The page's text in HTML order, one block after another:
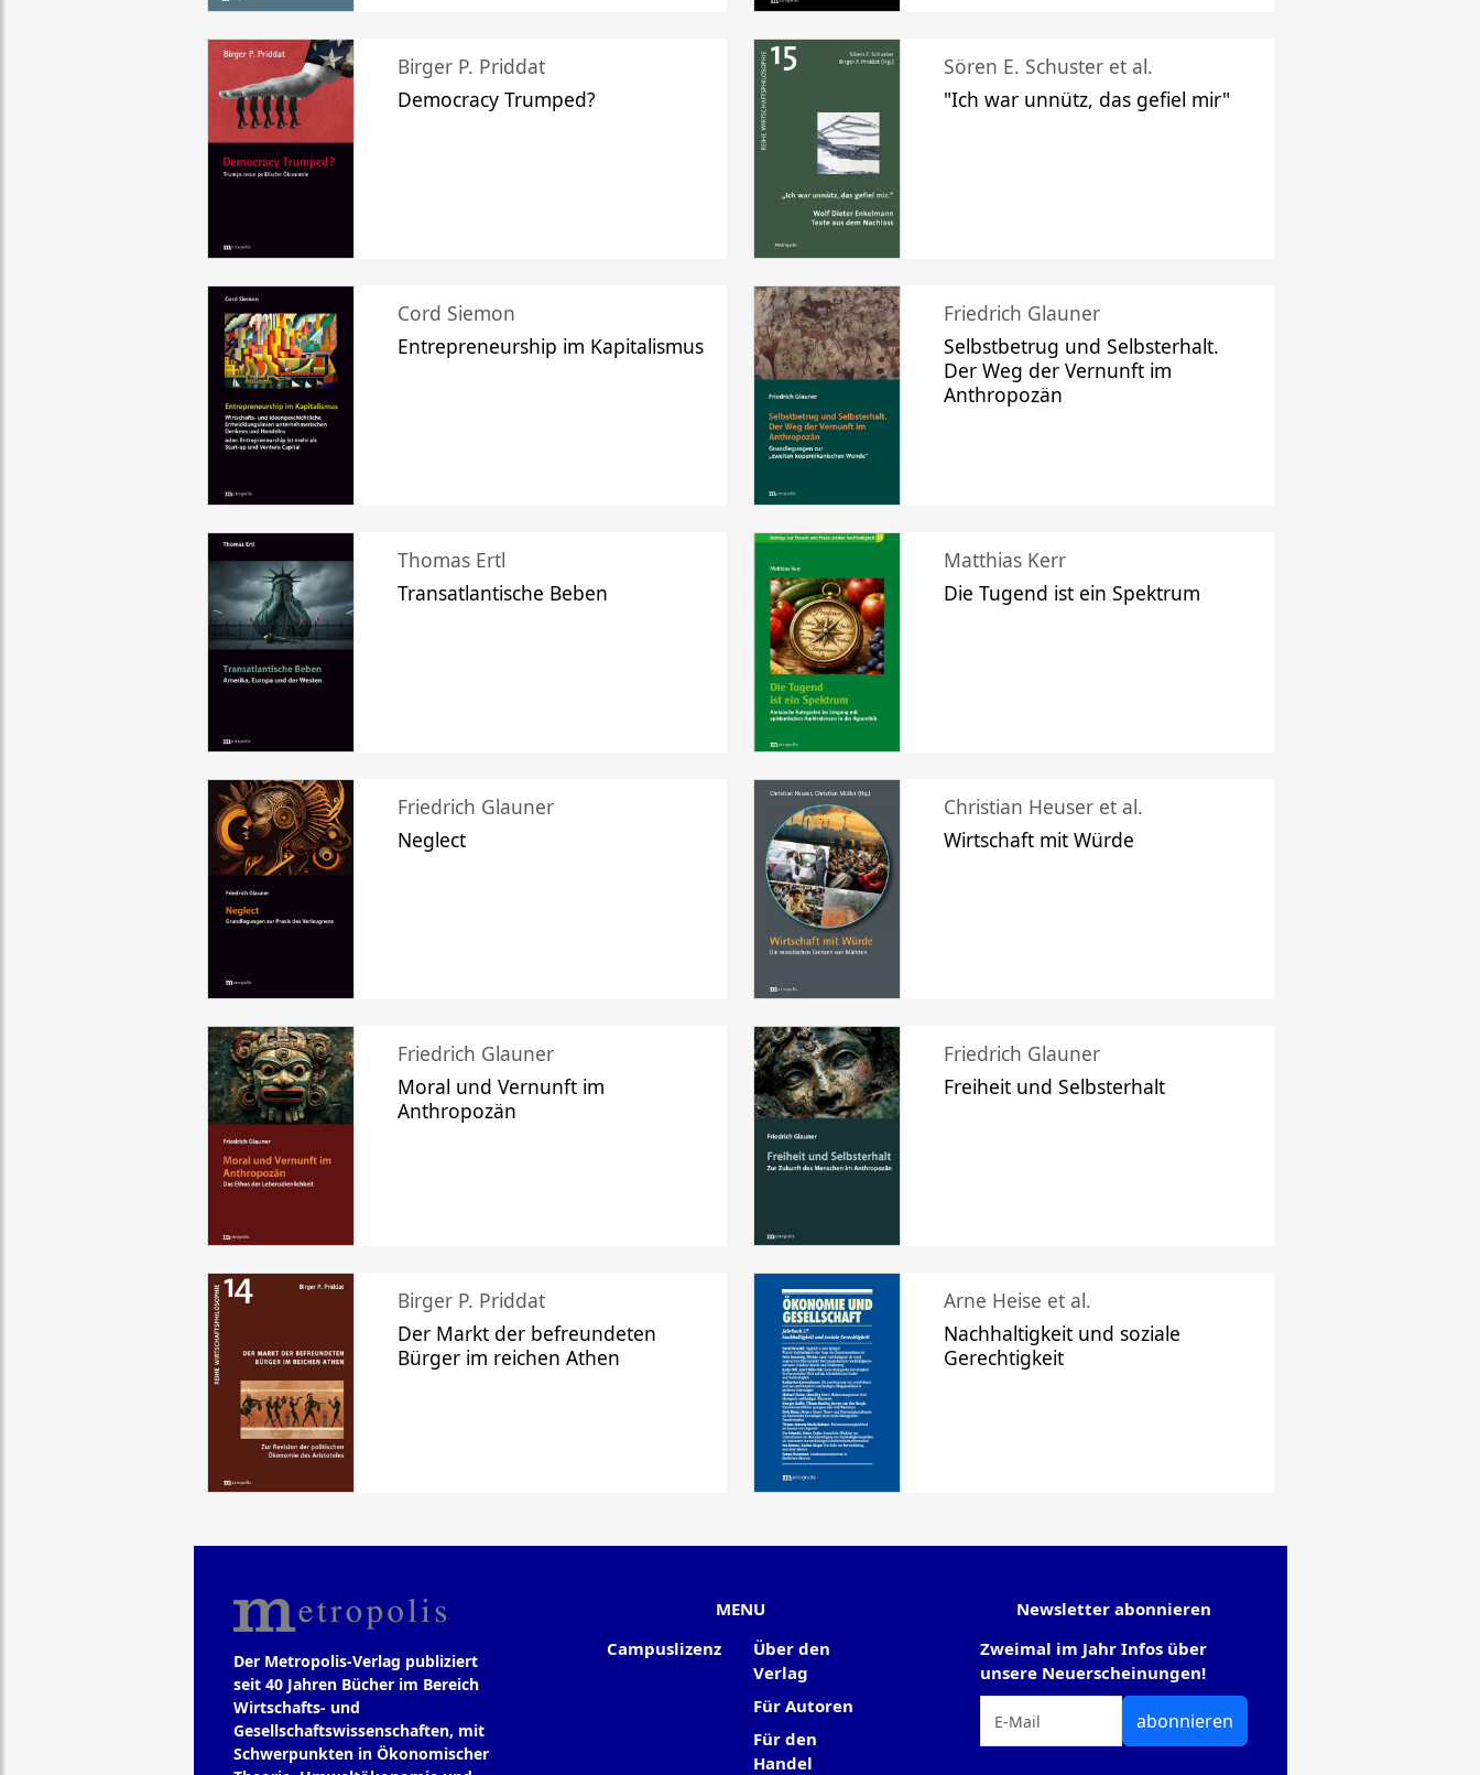
Birger P. Priddat
Democracy Trumped?
Sören E. Schuster et al.
"Ich war unnütz, das gefiel mir"
Cord Siemon
Entrepreneurship im Kapitalismus
Friedrich Glauner
Selbstbetrug und Selbsterhalt.
Der Weg der Vernunft im
Anthropozän
Thomas Ertl
Transatlantische Beben
Matthias Kerr
Die Tugend ist ein Spektrum
Friedrich Glauner
Neglect
Christian Heuser et al.
Wirtschaft mit Würde
Friedrich Glauner
Moral und Vernunft im
Anthropozän
Friedrich Glauner
Freiheit und Selbsterhalt
Birger P. Priddat
Der Markt der befreundeten
Bürger im reichen Athen
Arne Heise et al.
Nachhaltigkeit und soziale
Gerechtigkeit
Der Metropolis-Verlag publiziert
seit 40 Jahren Bücher im Bereich
Wirtschafts- und
Gesellschaftswissenschaften, mit
Schwerpunkten in Ökonomischer
MENU
Campuslizenz
Über den
Verlag
Für Autoren
Für den
Handel
Newsletter abonnieren
Zweimal im Jahr Infos über
unsere Neuerscheinungen!
abonnieren